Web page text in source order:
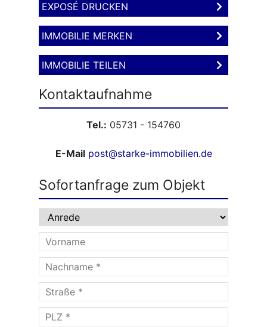
EXPOSÉ DRUCKEN
IMMOBILIE MERKEN
IMMOBILIE TEILEN
Kontaktaufnahme
Tel.: 05731 - 154760
E-Mail post@starke-immobilien.de
Sofortanfrage zum Objekt